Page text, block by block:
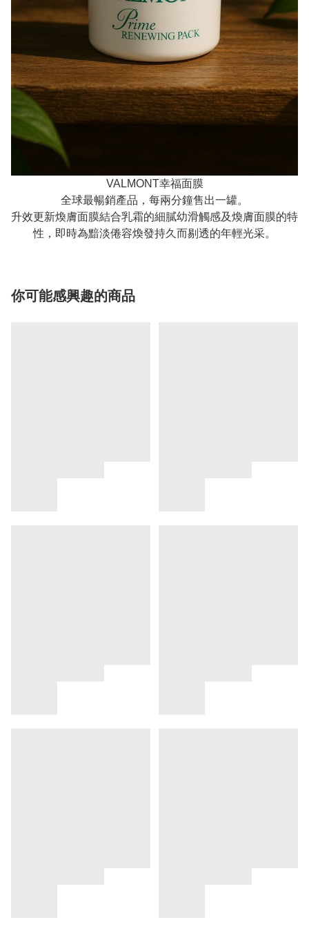
VALMONT幸福面膜
全球最暢銷產品，每兩分鐘售出一罐。
升效更新煥膚面膜結合乳霜的細膩幼滑觸感及煥膚面膜的特
性，即時為黯淡倦容煥發持久而剔透的年輕光采。
你可能感興趣的商品